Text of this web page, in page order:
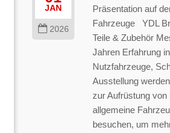
JAN
2026
Präsentation auf
Fahrzeuge YDL
Teile & Zubehör
Jahren Erfahrung
Nutzfahrzeuge,
Ausstellung
zur Aufrüstung
allgemeine
besuchen, um